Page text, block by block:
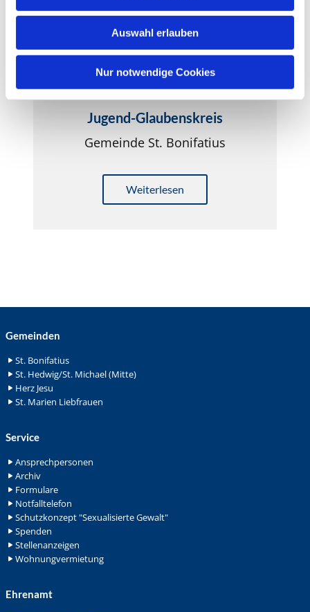
Auswahl erlauben
Nur notwendige Cookies
Jugend-Glaubenskreis
Gemeinde St. Bonifatius
Weiterlesen
Gemeinden
St. Bonifatius
St. Hedwig/St. Michael (Mitte)
Herz Jesu
St. Marien Liebfrauen
Service
Ansprechpersonen
Archiv
Formulare
Notfalltelefon
Schutzkonzept "Sexualisierte Gewalt"
Spenden
Stellenanzeigen
Wohnungvermietung
Ehrenamt